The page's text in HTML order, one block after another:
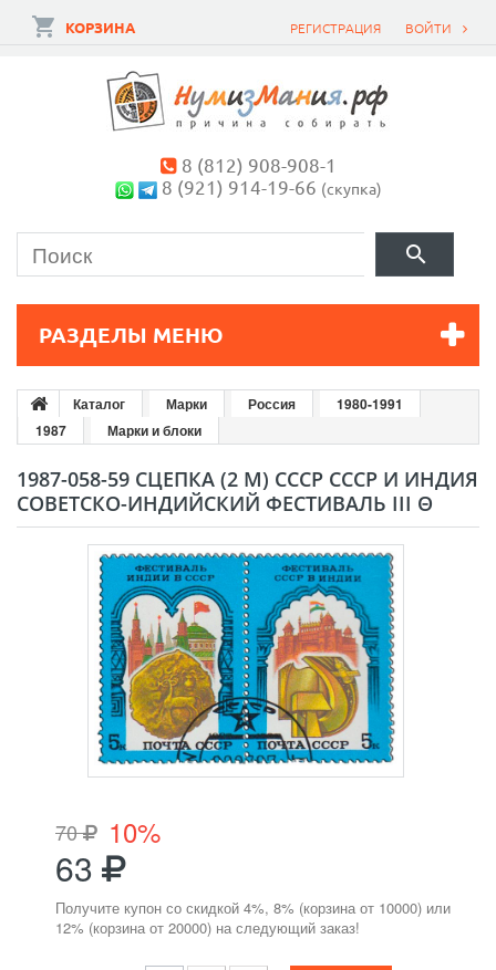
ВОЙТИ
РЕГИСТРАЦИЯ
КОРЗИНА
8 (812) 908-908-1
8 (921) 914-19-66 (скупка)
РАЗДЕЛЫ МЕНЮ
Каталог Марки Россия
1980-1991
1987
Марки и блоки
1987-058-59 СЦЕПКА (2 М) СССР СССР И ИНДИЯ
СОВЕТСКО-ИНДИЙСКИЙ ФЕСТИВАЛЬ III Θ
70 10%
63
Получите купон со скидкой 4%, 8% (корзина от 10000) или
12% (корзина от 20000) на следующий заказ!